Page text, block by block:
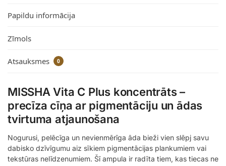
Papildu informācija
Zīmols
Atsauksmes 0
MISSHA Vita C Plus koncentrāts –
precīza cīņa ar pigmentāciju un ādas
tvirtuma atjaunošana
Nogurusi, pelēcīga un nevienmērīga āda bieži vien slēpj savu
dabisko dzīvīgumu aiz sīkiem pigmentācijas plankumiem vai
tekstūras nelīdzenumiem. Šī ampula ir radīta tiem, kas tiecas ne